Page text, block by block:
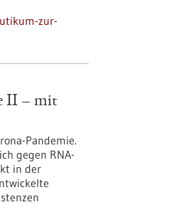
zur-
II – mit
Pandemie.
gegen RNA-
in der